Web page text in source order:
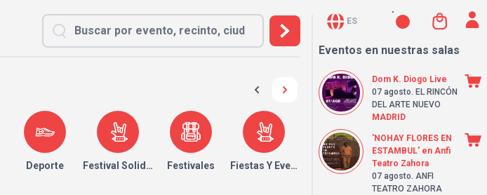
Deporte Festival Solidario Festivales Fiestas Y Eventos
ES
Eventos en nuestras salas
Dom K. Diogo Live
07 agosto. EL RINCÓN
DEL ARTE NUEVO
MADRID
'NOHAY FLORES EN
ESTAMBUL' en Anfi
Teatro Zahora
07 agosto. ANFI
TEATRO ZAHORA